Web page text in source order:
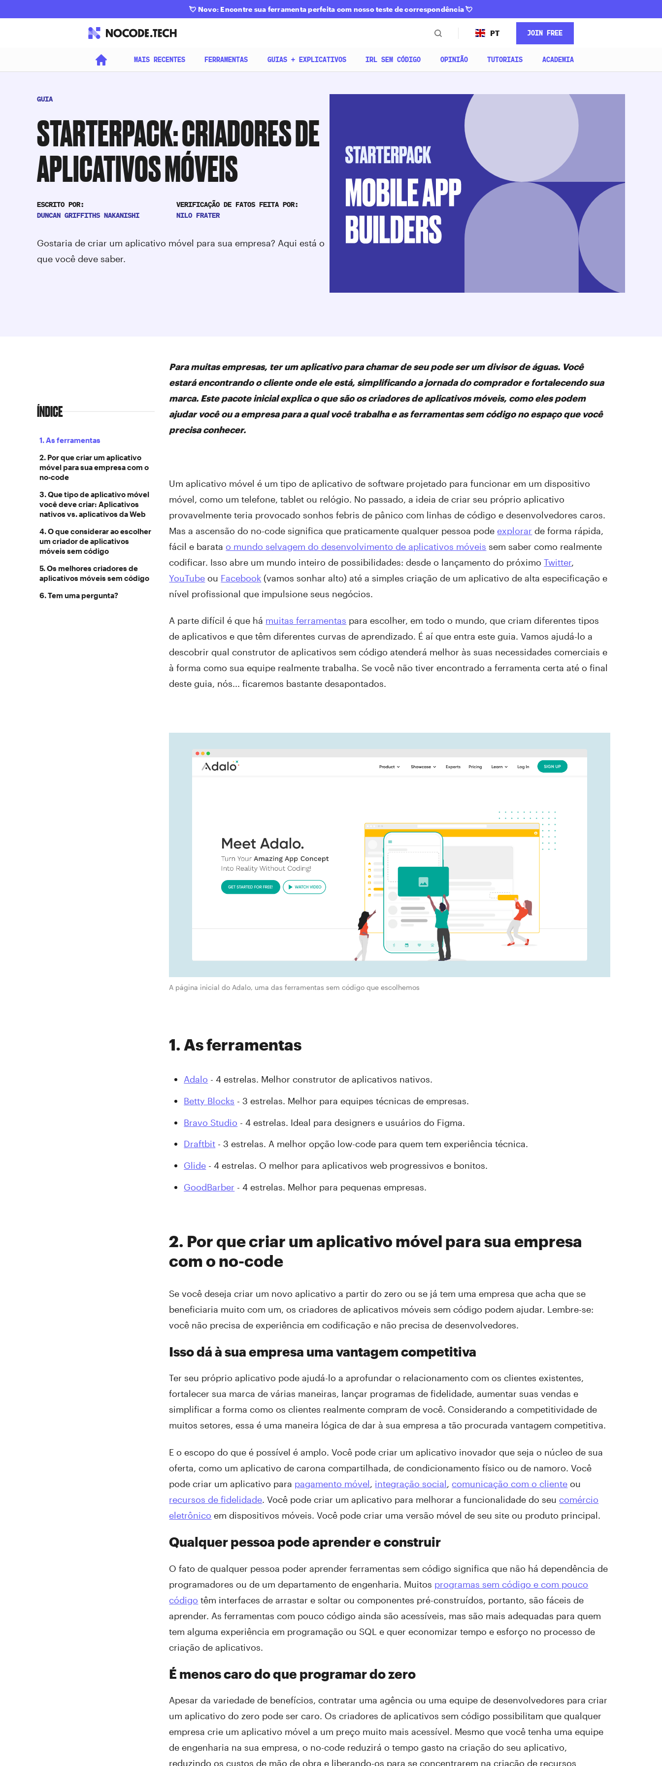
💘 Novo: Encontre sua ferramenta perfeita com nosso teste de correspondência💘
PT JOIN FREE
MAIS RECENTES FERRAMENTAS GUIAS + EXPLICATIVOS IRL SEM CÓDIGO OPINIÃO TUTORIAIS ACADEMIA
GUIA
STARTERPACK: CRIADORES DE
APLICATIVOS MÓVEIS
ESCRITO POR:
DUNCAN GRIFFITHS NAKANISHI
VERIFICAÇÃO DE FATOS FEITA POR:
NILO FRATER
Gostaria de criar um aplicativo móvel para sua empresa? Aqui está o
que você deve saber.
ÍNDICE
1. As ferramentas
2. Por que criar um aplicativo
móvel para sua empresa com o
no-code
3. Que tipo de aplicativo móvel
você deve criar: Aplicativos
nativos vs. aplicativos da Web
4. O que considerar ao escolher
um criador de aplicativos
móveis sem código
5. Os melhores criadores de
aplicativos móveis sem código
6. Tem uma pergunta?
Para muitas empresas, ter um aplicativo para chamar de seu pode ser um divisor de águas. Você
estará encontrando o cliente onde ele está, simplificando a jornada do comprador e fortalecendo sua
marca. Este pacote inicial explica o que são os criadores de aplicativos móveis, como eles podem
ajudar você ou a empresa para a qual você trabalha e as ferramentas sem código no espaço que você
precisa conhecer.
Um aplicativo móvel é um tipo de aplicativo de software projetado para funcionar em um dispositivo
móvel, como um telefone, tablet ou relógio. No passado, a ideia de criar seu próprio aplicativo
provavelmente teria provocado sonhos febris de pânico com linhas de código e desenvolvedores caros.
Mas a ascensão do no-code significa que praticamente qualquer pessoa podeexplorar de forma rápida,
fácil e baratao mundo selvagem do desenvolvimento de aplicativos móveis sem saber como realmente
codificar. Isso abre um mundo inteiro de possibilidades: desde o lançamento do próximoTwitter,
YouTube ou Facebook (vamos sonhar alto) até a simples criação de um aplicativo de alta especificação e
nível profissional que impulsione seus negócios.
A parte difícil é que há muitas ferramentas para escolher, em todo o mundo, que criam diferentes tipos
de aplicativos e que têm diferentes curvas de aprendizado. É aí que entra este guia. Vamos ajudá-lo a
descobrir qual construtor de aplicativos sem código atenderá melhor às suas necessidades comerciais e
à forma como sua equipe realmente trabalha. Se você não tiver encontrado a ferramenta certa até o final
deste guia, nós... ficaremos bastante desapontados.
A página inicial do Adalo, uma das ferramentas sem código que escolhemos
1. As ferramentas
Adalo - 4 estrelas. Melhor construtor de aplicativos nativos.
Betty Blocks - 3 estrelas. Melhor para equipes técnicas de empresas.
Bravo Studio - 4 estrelas. Ideal para designers e usuários do Figma.
Draftbit - 3 estrelas. A melhor opção low-code para quem tem experiência técnica.
Glide - 4 estrelas. O melhor para aplicativos web progressivos e bonitos.
GoodBarber - 4 estrelas. Melhor para pequenas empresas.
2. Por que criar um aplicativo móvel para sua empresa
com o no-code
Se você deseja criar um novo aplicativo a partir do zero ou se já tem uma empresa que acha que se
beneficiaria muito com um, os criadores de aplicativos móveis sem código podem ajudar. Lembre-se:
você não precisa de experiência em codificação e não precisa de desenvolvedores.
Isso dá à sua empresa uma vantagem competitiva
Ter seu próprio aplicativo pode ajudá-lo a aprofundar o relacionamento com os clientes existentes,
fortalecer sua marca de várias maneiras, lançar programas de fidelidade, aumentar suas vendas e
simplificar a forma como os clientes realmente compram de você. Considerando a competitividade de
muitos setores, essa é uma maneira lógica de dar à sua empresa a tão procurada vantagem competitiva.
E o escopo do que é possível é amplo. Você pode criar um aplicativo inovador que seja o núcleo de sua
oferta, como um aplicativo de carona compartilhada, de condicionamento físico ou de namoro. Você
pode criar um aplicativo para pagamento móvel, integração social,comunicação com o cliente ou
recursos de fidelidade. Você pode criar um aplicativo para melhorar a funcionalidade do seucomércio
eletrônico em dispositivos móveis. Você pode criar uma versão móvel de seu site ou produto principal.
Qualquer pessoa pode aprender e construir
O fato de qualquer pessoa poder aprender ferramentas sem código significa que não há dependência de
programadores ou de um departamento de engenharia. Muitos programas sem código e com pouco
código têm interfaces de arrastar e soltar ou componentes pré-construídos, portanto, são fáceis de
aprender. As ferramentas com pouco código ainda são acessíveis, mas são mais adequadas para quem
tem alguma experiência em programação ou SQL e quer economizar tempo e esforço no processo de
criação de aplicativos.
É menos caro do que programar do zero
Apesar da variedade de benefícios, contratar uma agência ou uma equipe de desenvolvedores para criar
um aplicativo do zero pode ser caro. Os criadores de aplicativos sem código possibilitam que qualquer
empresa crie um aplicativo móvel a um preço muito mais acessível. Mesmo que você tenha uma equipe
de engenharia na sua empresa, o no-code reduzirá o tempo gasto na criação do seu aplicativo,
reduzindo os custos de mão de obra e liberando-os para se concentrarem na criação de recursos